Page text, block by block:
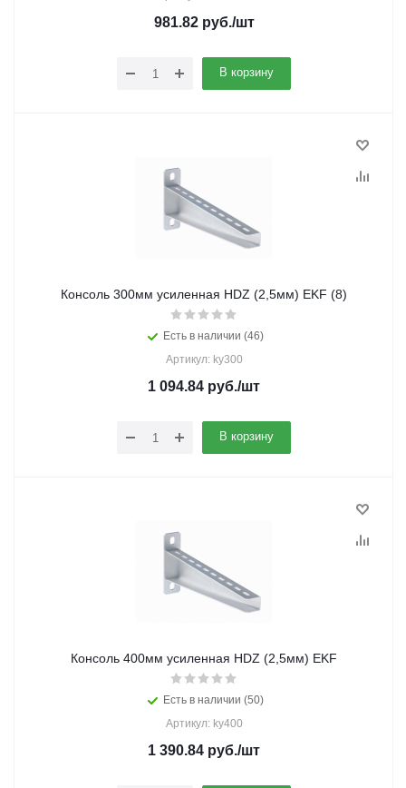
981.82руб./шт
В корзину
Консоль 300мм усиленная HDZ (2,5мм) EKF (8)
Есть в наличии (46)
Артикул: ky300
1 094.84 руб./шт
В корзину
Консоль 400мм усиленная HDZ (2,5мм) EKF
Есть в наличии (50)
Артикул: ky400
1 390.84 руб./шт